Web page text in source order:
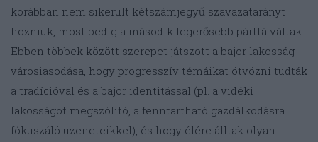
korábban nem sikerült kétszámjegyű szavazatarányt
hozniuk, most pedig a második legerősebb párttá váltak.
Ebben többek között szerepet játszott a bajor lakosság
városiasodása, hogy progresszív témáikat ötvözni tudták
a tradícióval és a bajor identitással (pl. a vidéki
lakosságot megszólító, a fenntartható gazdálkodásra
fókuszáló üzeneteikkel), és hogy élére álltak olyan